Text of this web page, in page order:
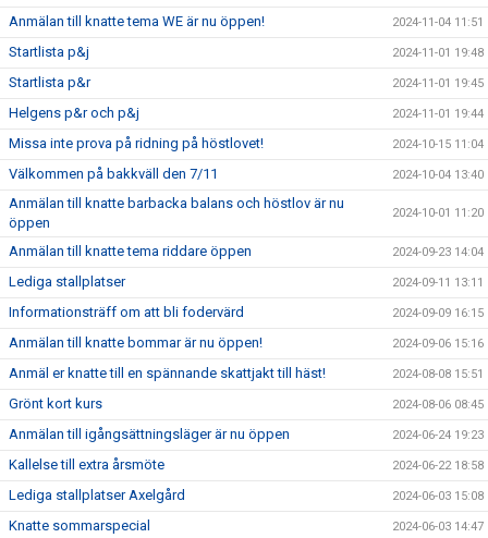
Anmälan till knatte tema WE är nu öppen! 2024-11-04 11:51
Startlista p&j 2024-11-01 19:48
Startlista p&r 2024-11-01 19:45
Helgens p&r och p&j 2024-11-01 19:44
Missa inte prova på ridning på höstlovet! 2024-10-15 11:04
Välkommen på bakkväll den 7/11 2024-10-04 13:40
Anmälan till knatte barbacka balans och höstlov är nu
öppen
2024-10-01 11:20
Anmälan till knatte tema riddare öppen 2024-09-23 14:04
Lediga stallplatser 2024-09-11 13:11
Informationsträff om att bli fodervärd 2024-09-09 16:15
Anmälan till knatte bommar är nu öppen! 2024-09-06 15:16
Anmäl er knatte till en spännande skattjakt till häst! 2024-08-08 15:51
Grönt kort kurs 2024-08-06 08:45
Anmälan till igångsättningsläger är nu öppen 2024-06-24 19:23
Kallelse till extra årsmöte 2024-06-22 18:58
Lediga stallplatser Axelgård 2024-06-03 15:08
Knatte sommarspecial 2024-06-03 14:47